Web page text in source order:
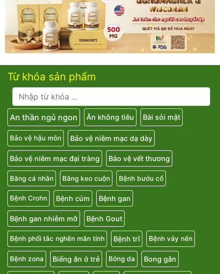
Từ khóa sản phẩm
An thần ngủ ngon Ăn không tiêu Bài sỏi mật
Bảo vệ hậu môn Bảo vệ niêm mạc dạ dày
Bảo vệ niêm mạc đại tràng Bảo vệ vết thương
Băng cá nhân Băng keo cuộn Bệnh bướu cổ
Bệnh Crohn Bệnh cúm Bệnh gan
Bệnh gan nhiễm mỡ Bệnh Gout
Bệnh phổi tắc nghẽn mãn tính Bệnh trĩ Bệnh vảy nến
Bệnh zona Biếng ăn ở trẻ Bỏng da Bong gân